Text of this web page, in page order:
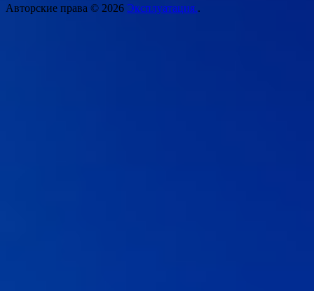
Авторские права © 2026 Эксплуатация..